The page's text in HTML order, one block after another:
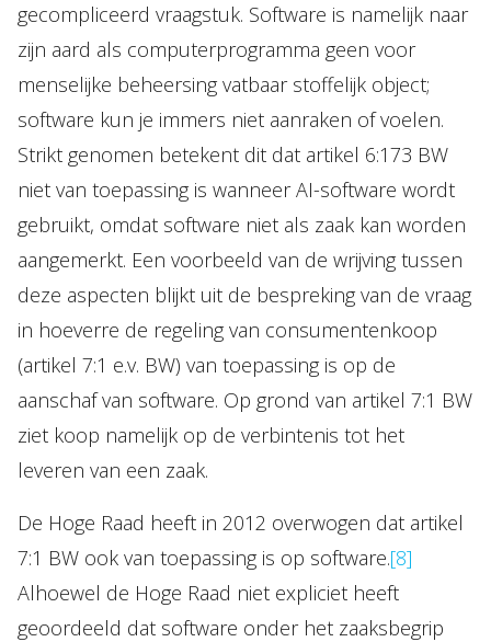
gecompliceerd vraagstuk. Software is namelijk naar
zijn aard als computerprogramma geen voor
menselijke beheersing vatbaar stoffelijk object;
software kun je immers niet aanraken of voelen.
Strikt genomen betekent dit dat artikel 6:173 BW
niet van toepassing is wanneer AI-software wordt
gebruikt, omdat software niet als zaak kan worden
aangemerkt. Een voorbeeld van de wrijving tussen
deze aspecten blijkt uit de bespreking van de vraag
in hoeverre de regeling van consumentenkoop
(artikel 7:1 e.v. BW) van toepassing is op de
aanschaf van software. Op grond van artikel 7:1 BW
ziet koop namelijk op de verbintenis tot het
leveren van een zaak.
De Hoge Raad heeft in 2012 overwogen dat artikel
7:1 BW ook van toepassing is op software.[8]
Alhoewel de Hoge Raad niet expliciet heeft
geoordeeld dat software onder het zaaksbegrip